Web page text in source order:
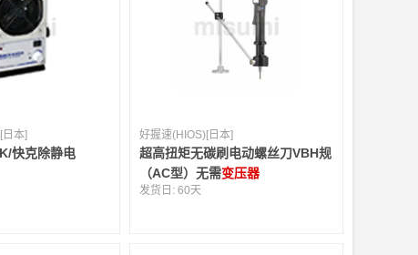
本]
快克除静电
好握速(HIOS)[日本]
超高扭矩无碳刷电动螺丝刀VBH规
（AC型）无需变压器
发货日:60天